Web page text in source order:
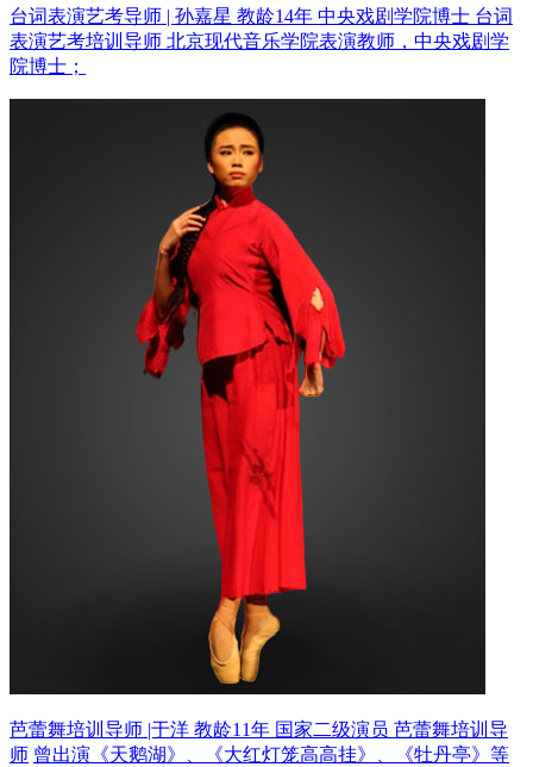
台词表演艺考导师 | 孙嘉星 教龄14年 中央戏剧学院博士 台词
表演艺考培训导师 北京现代音乐学院表演教师，中央戏剧学
院博士；
芭蕾舞培训导师 |于洋 教龄11年 国家二级演员 芭蕾舞培训导
师 曾出演《天鹅湖》、《大红灯笼高高挂》、《牡丹亭》等